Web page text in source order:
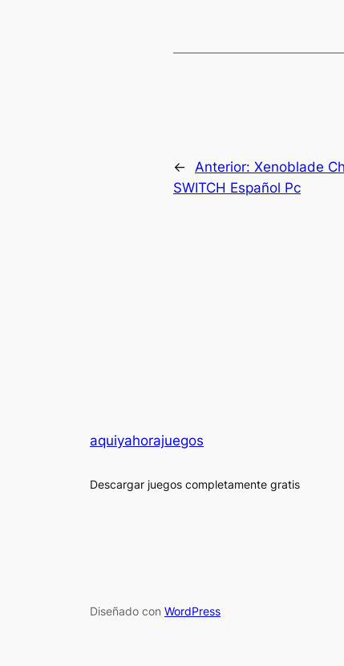
← Anterior: Xenoblade
SWITCH Español Pc
aquiyahorajuegos
Descargar juegos completamente gratis
Diseñado con WordPress